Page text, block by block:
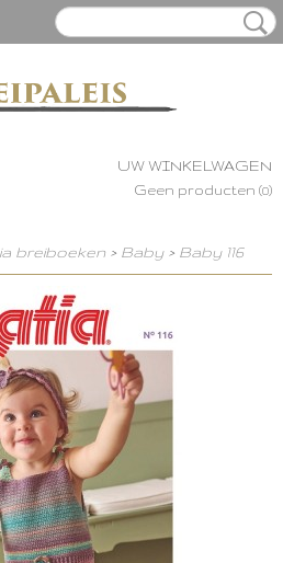
UW WINKELWAGEN
Geen producten (0)
breiboeken > Baby> Baby 116